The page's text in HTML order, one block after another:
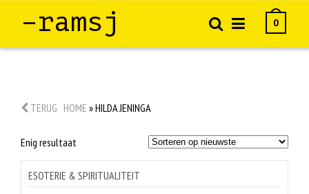
–ramsj 0
TERUG HOME »HILDA JENINGA
Enig resultaat
ESOTERIE & SPIRITUALITEIT